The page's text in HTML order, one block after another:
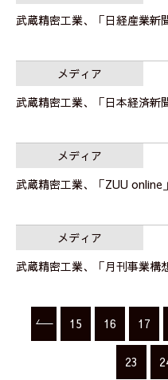
武蔵精密工業、「日経産業新
メディア
武蔵精密工業、「日本経済新
メディア
武蔵精密工業、「ZUU online
メディア
武蔵精密工業、「月刊事業構
15 16 17
23